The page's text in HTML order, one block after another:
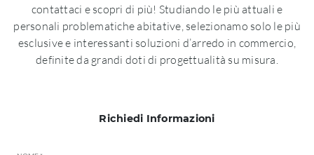
contattaci e scopri di più! Studiando le più attuali e
personali problematiche abitative, selezionamo solo le più
esclusive e interessanti soluzioni d’arredo in commercio,
definite da grandi doti di progettualità su misura.
Richiedi Informazioni